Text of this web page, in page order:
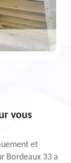
vous
et
Bordeaux 33 a